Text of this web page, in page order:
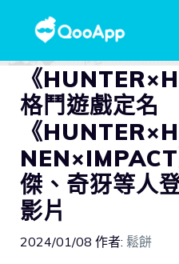
《
格鬥遊戲定名
《
傑、奇犽等人
影片
2024/01/08 作者: 鬆餅